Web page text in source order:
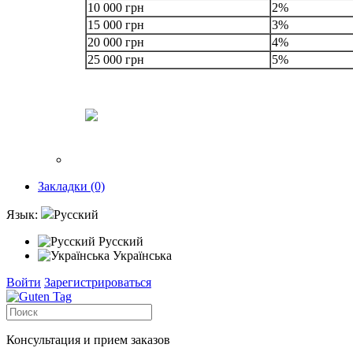
10 000 грн
2%
15 000 грн
3%
20 000 грн
4%
25 000 грн
5%
Закладки (0)
Язык:
Русский
Русский
Українська
Войти Зарегистрироваться
Консультация и прием заказов